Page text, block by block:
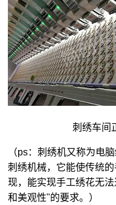
刺绣车间
（ps：刺绣机又称为电
刺绣机械，它能使传统
现，能实现手工绣花无
和美观性"的要求。）